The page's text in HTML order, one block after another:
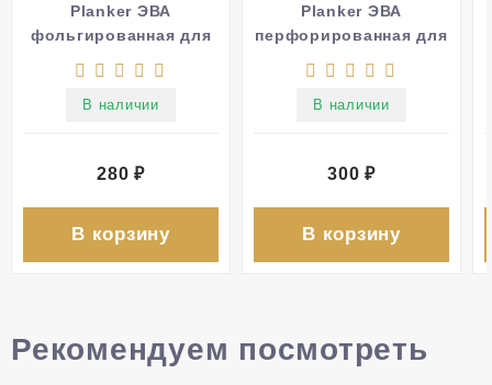
Planker ЭВА
фольгированная для
теплого пола 1,5 мм
В наличии
280₽
В корзину
Planker ЭВА
перфорированная для
1,5 мм
В наличии
300₽
В корзину
Рекомендуем посмотреть